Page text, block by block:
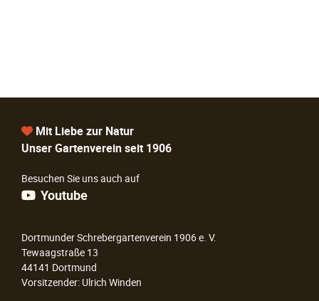
Mit Liebe zur Natur
Unser Gartenverein seit 1906
Besuchen Sie uns auch auf
Youtube
Dortmunder Schrebergartenverein 1906 e. V.
Tewaagstraße 13
44141 Dortmund
Vorsitzender: Ulrich Winden